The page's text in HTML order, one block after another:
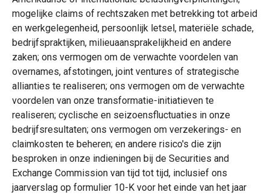
mogelijke claims of rechtszaken met betrekking tot arbeid
en werkgelegenheid, persoonlijk letsel, materiële schade,
bedrijfspraktijken, milieuaansprakelijkheid en andere
zaken; ons vermogen om de verwachte voordelen van
overnames, afstotingen, joint ventures of strategische
allianties te realiseren; ons vermogen om de verwachte
voordelen van onze transformatie-initiatieven te
realiseren; cyclische en seizoensfluctuaties in onze
bedrijfsresultaten; ons vermogen om verzekerings- en
claimkosten te beheren; en andere risico's die zijn
besproken in onze indieningen bij de Securities and
Exchange Commission van tijd tot tijd, inclusief ons
jaarverslag op formulier 10-K voor het einde van het jaar